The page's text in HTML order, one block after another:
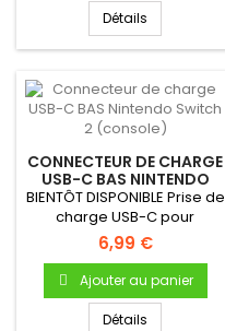
Détails
CONNECTEUR DE CHARGE
USB-C BAS NINTENDO
SWITCH 2 (CONSOLE)
BIENTÔT DISPONIBLE Prise de
charge USB-C pour
Nintendo Switch 2 -
Connecteur...
6,99 €
Ajouter au panier
Détails